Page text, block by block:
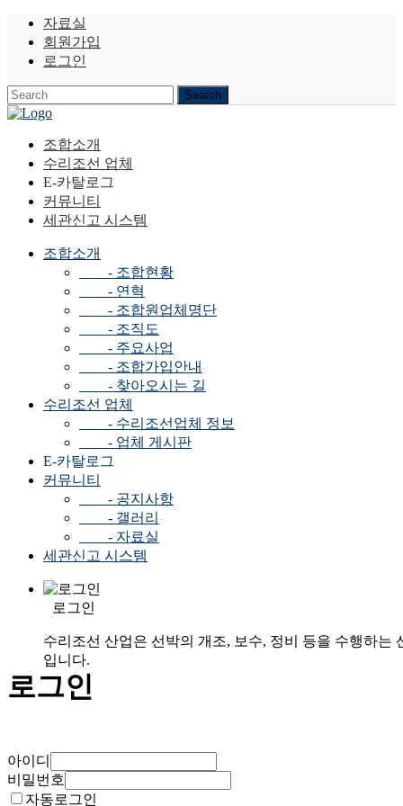
자료실
회원가입
로그인
조합소개
수리조선 업체
E-카탈로그
커뮤니티
세관신고 시스템
조합소개
- 조합현황
- 연혁
- 조합원업체명단
- 조직도
- 주요사업
- 조합가입안내
- 찾아오시는 길
수리조선 업체
- 수리조선업체 정보
- 업체 게시판
E-카탈로그
커뮤니티
- 공지사항
- 갤러리
- 자료실
세관신고 시스템
로그인
수리조선 산업은 선박의 개조, 보수, 정비 등을 수행하는
입니다.
로그인
아이디
비밀번호
자동로그인